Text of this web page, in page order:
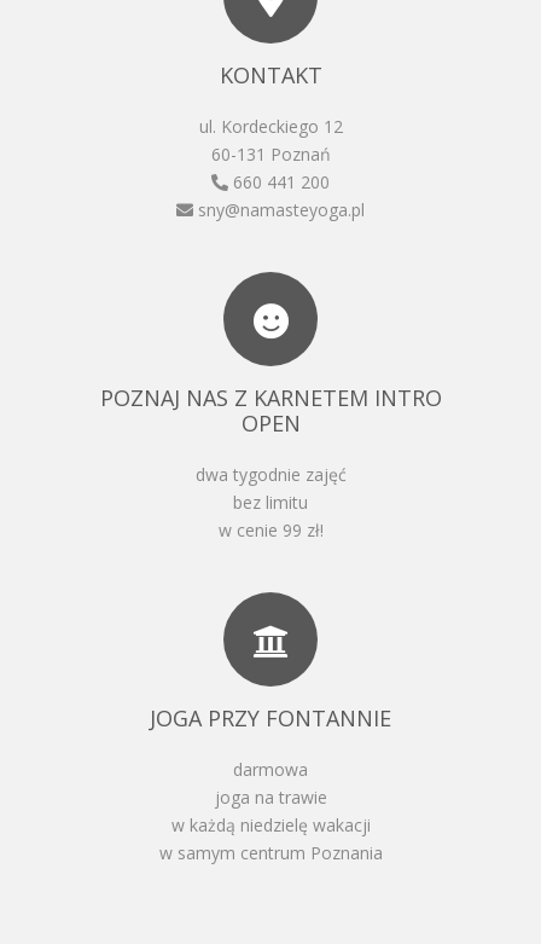
KONTAKT
ul. Kordeckiego 12
60-131 Poznań
660 441 200
sny@namasteyoga.pl
POZNAJ NAS Z KARNETEM INTRO
OPEN
dwa tygodnie zajęć
bez limitu
w cenie 99 zł!
JOGA PRZY FONTANNIE
darmowa
joga na trawie
w każdą niedzielę wakacji
w samym centrum Poznania